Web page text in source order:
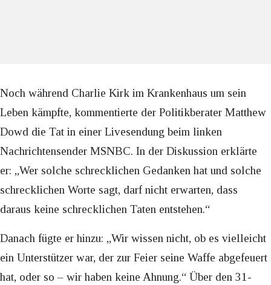
Noch während Charlie Kirk im Krankenhaus um sein
Leben kämpfte, kommentierte der Politikberater Matthew
Dowd die Tat in einer Livesendung beim linken
Nachrichtensender MSNBC. In der Diskussion erklärte
er: „Wer solche schrecklichen Gedanken hat und solche
schrecklichen Worte sagt, darf nicht erwarten, dass
daraus keine schrecklichen Taten entstehen.“
Danach fügte er hinzu: „Wir wissen nicht, ob es vielleicht
ein Unterstützer war, der zur Feier seine Waffe abgefeuert
hat, oder so – wir haben keine Ahnung.“ Über den 31-